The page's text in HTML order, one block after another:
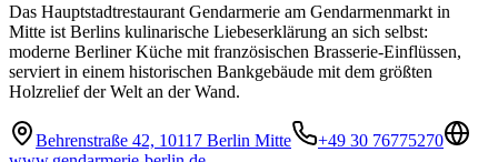
Das Hauptstadtrestaurant Gendarmerie am Gendarmenmarkt in
Mitte ist Berlins kulinarische Liebeserklärung an sich selbst:
moderne Berliner Küche mit französischen Brasserie-Einflüssen,
serviert in einem historischen Bankgebäude mit dem größten
Holzrelief der Welt an der Wand.
Behrenstraße 42, 10117 Berlin Mitte
+49 30 76775270